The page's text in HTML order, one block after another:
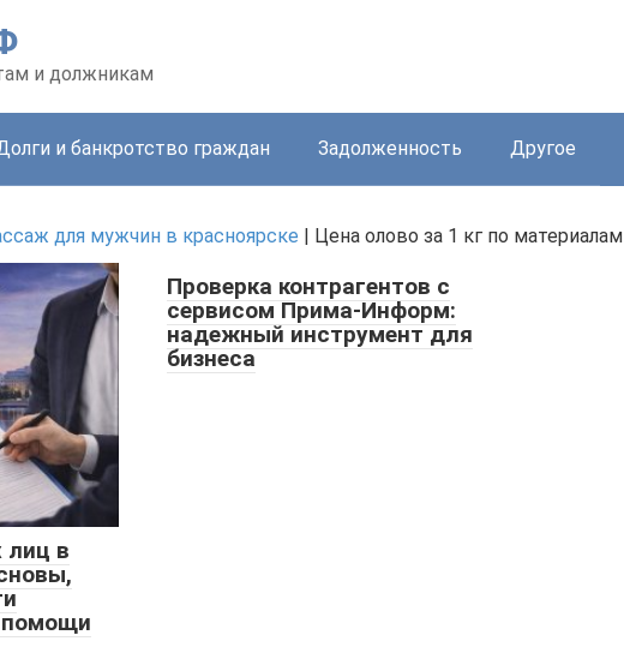
и должникам
и банкротство граждан Задолженность Другое
для мужчин в красноярске | Цена олово за 1 кг по материалам
лиц в
помощи
Проверка контрагентов с
сервисом Прима-Информ:
надежный инструмент для
бизнеса